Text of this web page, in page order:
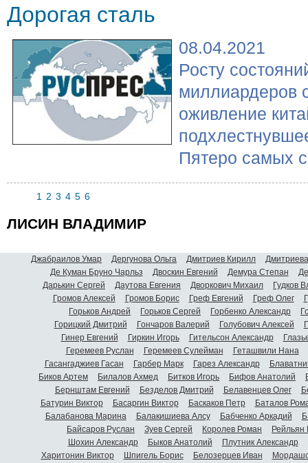
Дорогая сталь
08.04.2021
Росту
миллиардеров
оживление
Пятеро самых
1 2 3 4 5 6
ЛИСИН ВЛАДИМИР
Джабраилов Умар Дергунова Ольга Дмитриев Кирилл
Де Куман Бруно Чарльз
Двоскин Евгений Демура Степан
Дарькин Сергей
Даутова Евгения Дворкович Михаил
Гудков
Громов Алексей
Громов Борис Греф Евгений Греф Олег
Горьков Андрей
Горьков Сергей Горбенко Александр
Горицкий Дмитрий
Гончаров Валерий Голубович Алексей
Гинер Евгений
Гиркин Игорь Гительсон Александр
Геремеев Руслан
Геремеев Сулейман
Геташвили Нана
Гасангаджиев Гасан
Гарбер Марк Гарез Александр
Биков Артем
Билалов Ахмед Битков Игорь Бифов Анатолий
Бернштам Евгений
Безделов Дмитрий Белавенцев Олег
Батурин Виктор
Басаргин Виктор Баскаков Петр
Баталов
Балабанова Марина
Балакишиева Алсу Бабченко Аркадий
Байсаров Руслан
Зуев Сергей Королев Роман
Шохин Александр
Быков Анатолий Плутник Александр
Харитонин Виктор
Шпигель Борис Белозерцев Иван